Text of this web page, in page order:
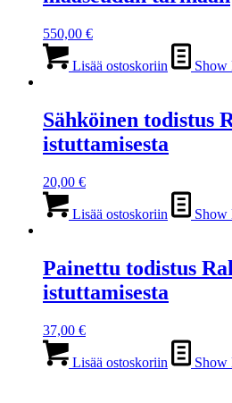
550,00 €
Lisää ostoskoriin Show
Sähköinen todistus
istuttamisesta
20,00 €
Lisää ostoskoriin Show
Painettu todistus
istuttamisesta
37,00 €
Lisää ostoskoriin Show